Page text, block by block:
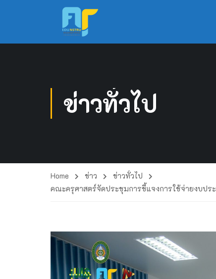
ข่าวทั่วไป
Home ข่าว
ข่าวทั่วไป
คณะครุศาสตร์จัดประชุมการชี้แจงการใช้จ่ายงบป